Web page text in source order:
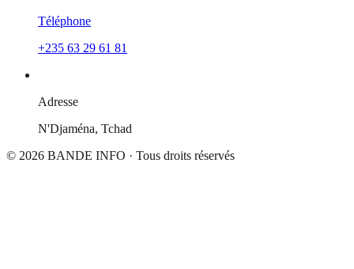
Téléphone
+235 63 29 61 81
Adresse
N'Djaména, Tchad
© 2026 BANDE INFO · Tous droits réservés